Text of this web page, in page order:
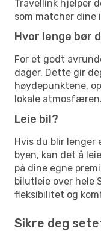
Travellink hjelper
som matcher dine
Hvor lenge bør
For et godt
dager. Dette gir
høydepunktene,
lokale atmosfæren.
Leie bil?
Hvis du blir
byen, kan det å
på dine egne
bilutleie over hele
fleksibilitet og
Sikre deg